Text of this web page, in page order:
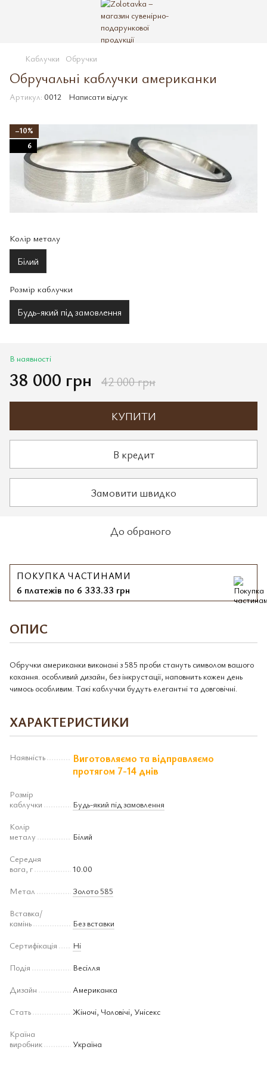
Каблучки Обручки
Обручальні каблучки американки
Артикул: 0012 Написати відгук
−10%
6
Колір металу
Білий
Розмір каблучки
Будь-який під замовлення
В наявності
38 000 грн 42 000 грн
КУПИТИ
В кредит
Замовити швидко
До обраного
ПОКУПКА ЧАСТИНАМИ
6 платежів по 6 333.33 грн
ОПИС
Обручки американки виконані з 585 проби стануть символом вашого
кохання. особливий дизайн, без інкрустації, наповнить кожен день
чимось особливим. Такі каблучки будуть елегантні та довговічні.
ХАРАКТЕРИСТИКИ
Наявність
Виготовляємо та відправляємо
протягом 7-14 днів
Розмір
каблучки
Будь-який під замовлення
Колір
металу
Білий
Середня
вага, г
10.00
Метал
Золото 585
Вставка/
камінь
Без вставки
Сертифікація
Ні
Подія
Весілля
Дизайн
Американка
Стать
Жіночі, Чоловічі, Унісекс
Країна
виробник
Україна